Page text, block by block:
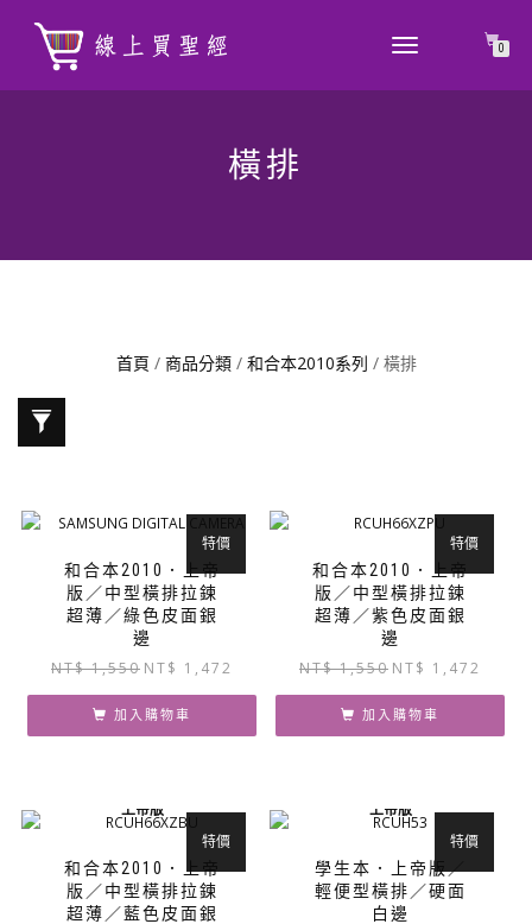
TOGGLE
0
橫排
首頁 / 商品分類/ 和合本2010系列 / 橫排
和合本2010．上帝
版／中型橫排拉鍊
超薄／綠色皮面銀
邊
特價
NT$1,550 原
始
價
格：
NT$ 1,472
前
格：
加入購物車
和合本2010．上帝
版／中型橫排拉鍊
超薄／紫色皮面銀
邊
特價
NT$1,550 原
始
價
格：
NT$ 1,472
前
格：
加入購物車
上帝版
和合本2010．上帝
版／中型橫排拉鍊
超薄／藍色皮面銀
特價
上帝版
學生本．上帝版／
輕便型橫排／硬面
白邊
特價